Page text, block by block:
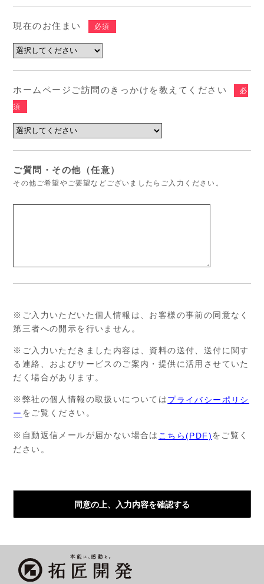
現在のお住まい 必須
ホームページご訪問のきっかけを教えてください
必
須
ご質問・その他（任意）
その他ご希望やご要望などございましたらご入力ください。
※ご入力いただいた個人情報は、お客様の事前の同意なく
第三者への開示を行いません。
※ご入力いただきました内容は、資料の送付、送付に関す
る連絡、およびサービスのご案内・提供に活用させていた
だく場合があります。
※弊社の個人情報の取扱いについてはプライバシーポリシ
ー をご覧ください。
※自動返信メールが届かない場合は こちら(PDF)をご覧く
ださい。